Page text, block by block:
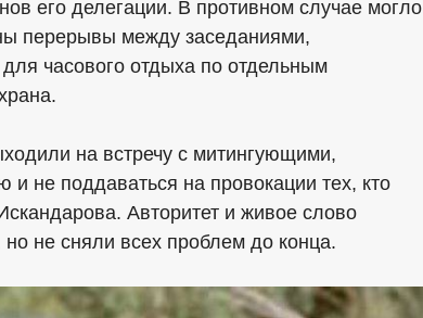
его делегации. В противном случае могло
перерывы между заседаниями,
часового отдыха по отдельным
на встречу с митингующими,
и не поддаваться на провокации тех, кто
Авторитет и живое слово
но не сняли всех проблем до конца.